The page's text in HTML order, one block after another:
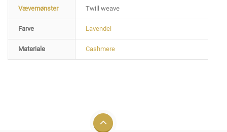
Vævemønster Twill weave
Farve Lavendel
Materiale Cashmere